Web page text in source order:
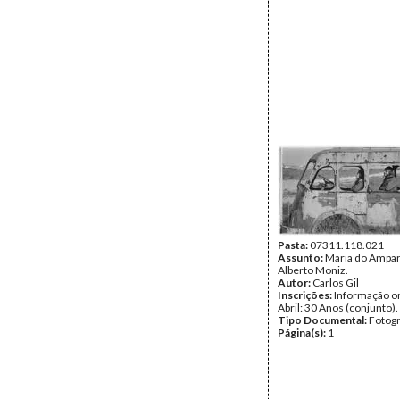
Pasta:07311.118.021
Assunto:Maria do
Alberto Moniz.
Autor: Carlos Gil
Inscrições:Informação
Abril: 30 Anos (conjunto).
Tipo Documental:
Página(s): 1